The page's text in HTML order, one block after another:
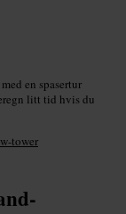
en spasertur
litt tid hvis du
tower